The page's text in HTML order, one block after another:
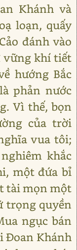
Khánh và
loạn, quấy
đánh vào
vững khí tiết
hướng Bắc
phản nước
Vì thế, bọn
của trời
vua tôi;
khắc
một đứa bỉ
tài mọn một
trọng quyền
ngục bán
Đoan Khánh